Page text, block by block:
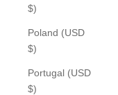
$)
Poland (USD
$)
Portugal (USD
$)